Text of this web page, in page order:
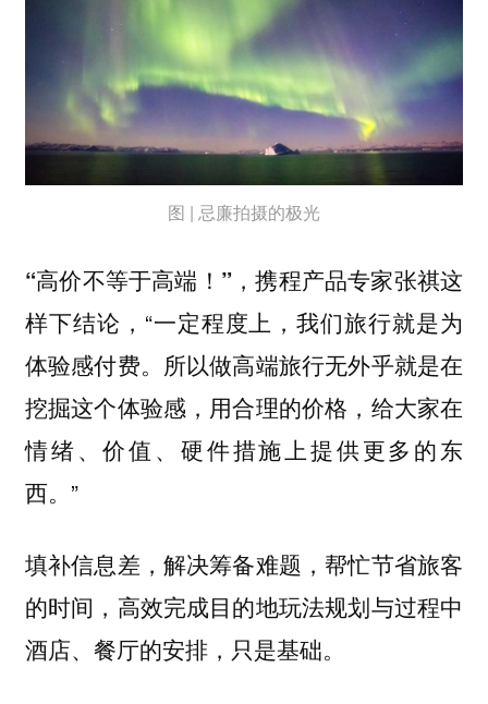
图 | 忌廉拍摄的极光
“高价不等于高端！” ，携程产品专家张祺这
样下结论，“一定程度上，我们旅行就是为
体验感付费。所以做高端旅行无外乎就是在
挖掘这个体验感，用合理的价格，给大家在
情绪、价值、硬件措施上提供更多的东
西。”
填补信息差，解决筹备难题，帮忙节省旅客
的时间，高效完成目的地玩法规划与过程中
酒店、餐厅的安排，只是基础。